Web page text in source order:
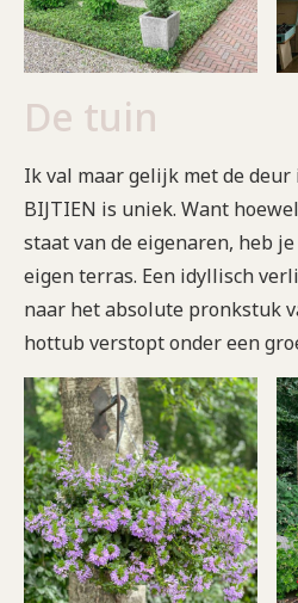
De tuin
Ik val maar gelijk met de
BIJTIEN is uniek. Want
staat van de eigenaren, heb
eigen terras. Een idyllisch
naar het absolute pronkstuk
hottub verstopt onder een